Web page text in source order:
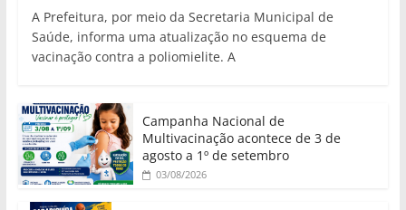
A Prefeitura, por meio da Secretaria Municipal de
Saúde, informa uma atualização no esquema de
vacinação contra a poliomielite. A
Campanha Nacional de
Multivacinação acontece de 3 de
agosto a 1º de setembro
03/08/2026